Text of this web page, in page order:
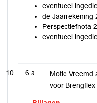
eventueel
de Jaarrekening
Perspectiefnota
eventueel
6.a
Motie Vreemd
voor Brengflex